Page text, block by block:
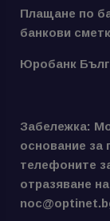
Плащане по
банкови
Юробанк
Забележка:
основание за
телефоните
отразяване